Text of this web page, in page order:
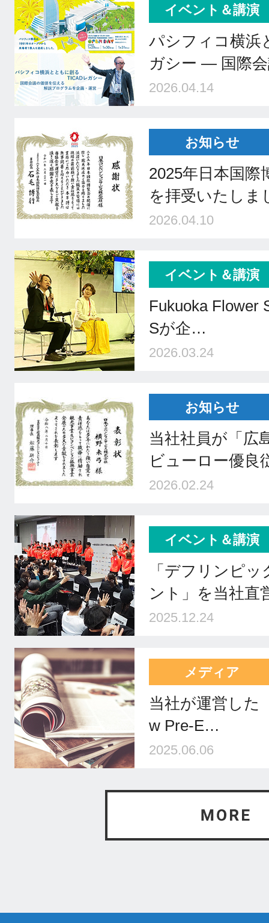
イベント＆講演
パシフィコ横浜
ガシー ― 国際
2026.04.14
お知らせ
2025年日本国際
を拝受いたしま
2026.04.10
イベント＆講演
Fukuoka
Sが企…
2026.03.24
お知らせ
当社社員が「広
ビューロー優
2026.02.24
イベント＆講演
「デフリンピ
ント」を当社直
2025.12.24
メディア
当社が運営した
w Pre-E…
2025.06.06